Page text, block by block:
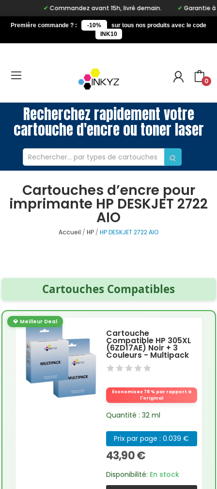
Commandez avant 15h, livré demain. Garantie à
Première commande ? : -10%
sur tous nos produits avec le code
INK10
0
Recherchez rapidement votre
cartouche d'encre ou toner laser
Cartouches d’encre pour
imprimante HP DESKJET 2722
AIO
Accueil HP HP DESKJET 2722 AIO
Cartouches Compatibles
💎 Meilleur Deal
Cartouche
Compatible HP 305XL
(6ZD17AE) Noir + 3
Couleurs - Multipack
Économisez 78 % par rapport à
l'original
Quantité : 32 ml
Prix par page : 0.039 €
43,90 €
Disponibilité: En stock